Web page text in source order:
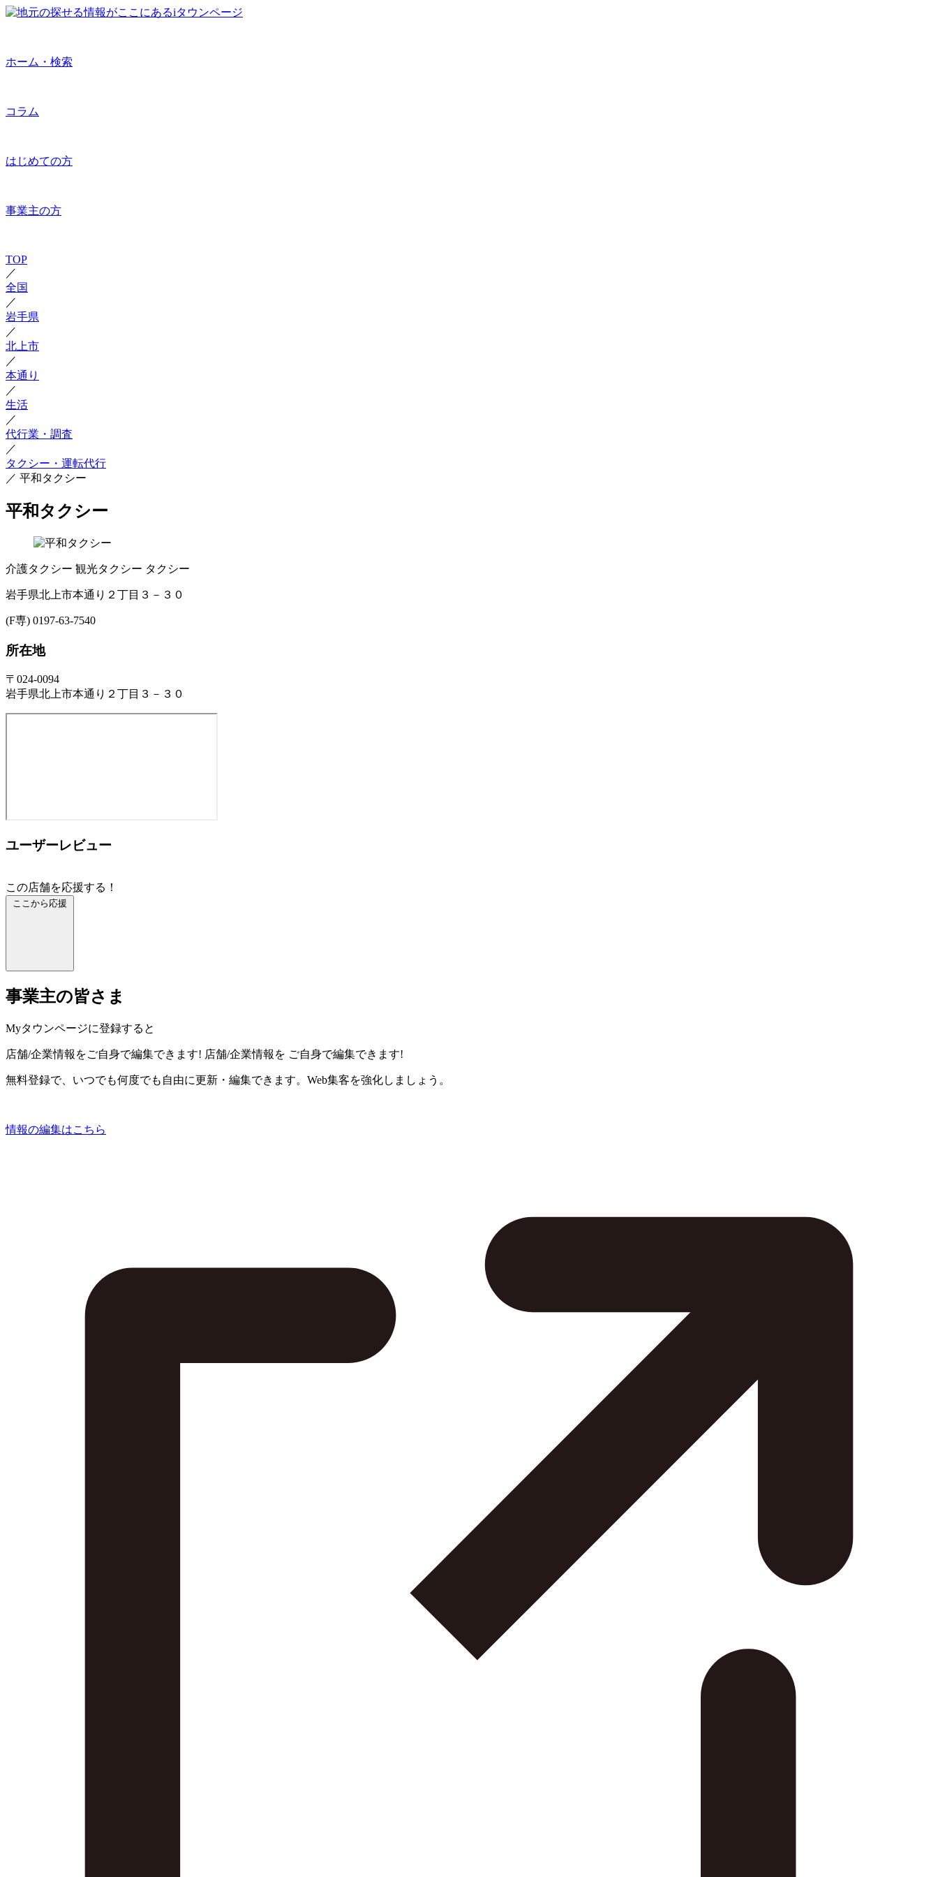
ホーム・検索
コラム
はじめての方
事業主の方
TOP
／
全国
／
岩手県
／
北上市
／
本通り
／
生活
／
代行業・調査
／
タクシー・運転代行
／ 平和タクシー
平和タクシー
介護タクシー 観光タクシー タクシー
岩手県北上市本通り２丁目３－３０
(F専) 0197-63-7540
所在地
〒024-0094
岩手県北上市本通り２丁目３－３０
ユーザーレビュー
この店舗を応援する！
ここから応援
事業主の皆さま
Myタウンページに登録すると
店舗/企業情報をご自身で編集できます! 店舗/企業情報を ご自身で編集できます!
無料登録で、いつでも何度でも自由に更新・編集できます。Web集客を強化しましょう。
情報の編集はこちら